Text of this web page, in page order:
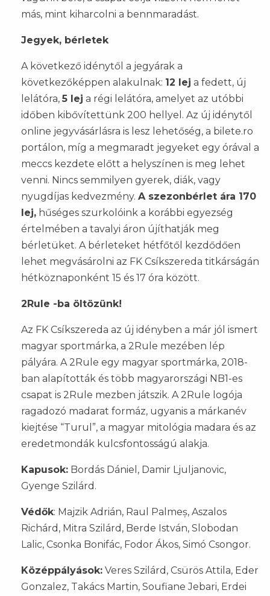
más, mint kiharcolni a bennmaradást.
Jegyek, bérletek
A következő idénytől a jegyárak a
következőképpen alakulnak: 12 lej a fedett, új
lelátóra, 5 lej a régi lelátóra, amelyet az utóbbi
időben kibővítettünk 200 hellyel. Az új idénytől
online jegyvásárlásra is lesz lehetőség, a bilete.ro
portálon, míg a megmaradt jegyeket egy órával a
meccs kezdete előtt a helyszínen is meg lehet
venni. Nincs semmilyen gyerek, diák, vagy
nyugdíjas kedvezmény. A szezonbérlet ára 170
lej, hűséges szurkolóink a korábbi egyezség
értelmében a tavalyi áron újíthatják meg
bérletüket. A bérleteket hétfőtől kezdődően
lehet megvásárolni az FK Csíkszereda titkárságán
hétköznaponként 15 és 17 óra között.
2Rule -ba öltözünk!
Az FK Csíkszereda az új idényben a már jól ismert
magyar sportmárka, a 2Rule mezében lép
pályára. A 2Rule egy magyar sportmárka, 2018-
ban alapították és több magyarországi NB1-es
csapat is 2Rule mezben játszik. A 2Rule logója
ragadozó madarat formáz, ugyanis a márkanév
kiejtése “Turul”, a magyar mitológia madara és az
eredetmondák kulcsfontosságú alakja.
Kapusok: Bordás Dániel, Damir Ljuljanovic,
Gyenge Szilárd.
Védők: Majzik Adrián, Raul Palmeș, Aszalos
Richárd, Mitra Szilárd, Berde István, Slobodan
Lalic, Csonka Bonifác, Fodor Ákos, Simó Csongor.
Középpályások: Veres Szilárd, Csürös Attila, Eder
Gonzalez, Takács Martin, Soufiane Jebari, Erdei